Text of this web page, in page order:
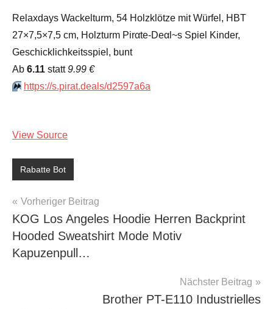
Relaxdays Wackelturm, 54 Holzklötze mit Würfel, HBT
27×7,5×7,5 cm, Holzturm Pirαtе-Dеαl~s Spiel Kinder,
Geschicklichkeitsspiel, bunt
Аb 6.11 statt9.99 €
⏩️ https://s.pirat.deals/d2597a6a
View Source
Rabatte Bot
Beitragsnavigation
Vorheriger Beitrag
KOG Los Angeles Hoodie Herren Backprint
Hooded Sweatshirt Mode Motiv
Kapuzenpull…
Nächster Beitrag
Brother PT-E110 Industrielles